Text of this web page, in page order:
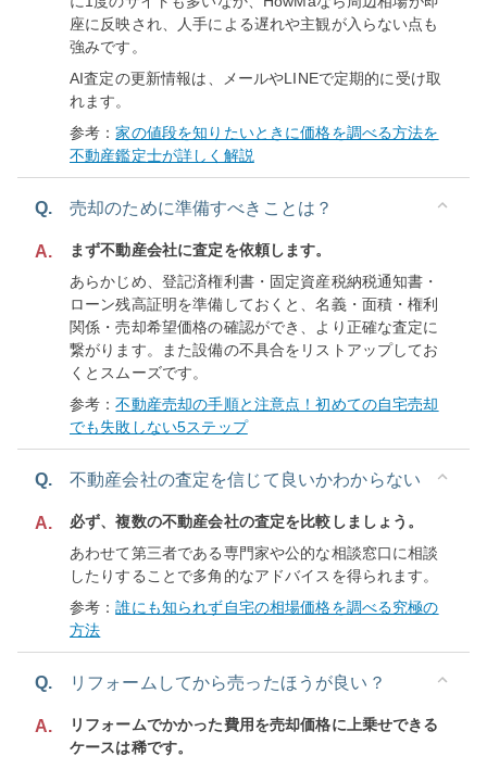
座に反映され、人手による遅れや主観が入らない点も
強みです。
AI査定の更新情報は、メールやLINEで定期的に受け取
れます。
参考：家の値段を知りたいときに価格を調べる方法を
不動産鑑定士が詳しく解説
Q. 売却のために準備すべきことは？
A.
まず不動産会社に査定を依頼します。
あらかじめ、登記済権利書・固定資産税納税通知書・
ローン残高証明を準備しておくと、名義・面積・権利
関係・売却希望価格の確認ができ、より正確な査定に
繋がります。また設備の不具合をリストアップしてお
くとスムーズです。
参考：不動産売却の手順と注意点！初めての自宅売却
でも失敗しない5ステップ
Q. 不動産会社の査定を信じて良いかわからない
A.
必ず、複数の不動産会社の査定を比較しましょう。
あわせて第三者である専門家や公的な相談窓口に相談
したりすることで多角的なアドバイスを得られます。
参考：誰にも知られず自宅の相場価格を調べる究極の
方法
Q. リフォームしてから売ったほうが良い？
A.
リフォームでかかった費用を売却価格に上乗せできる
ケースは稀です。